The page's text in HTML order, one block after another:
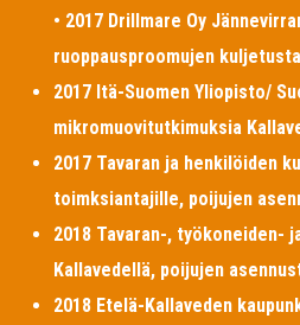
• 2017 Drillmare Oy
ruoppausproomujen kuljetusta
2017 Itä-Suomen Yliopisto/
mikromuovitutkimuksia
2017 Tavaran ja henkilöiden
toimksiantajille, poijujen
2018 Tavaran-, työkoneiden-
Kallavedellä, poijujen
2018 Etelä-Kallaveden